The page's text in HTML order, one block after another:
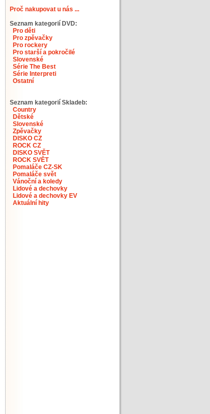
Proč nakupovat u nás ...
Seznam kategorií DVD:
Pro děti
Pro zpěvačky
Pro rockery
Pro starší a pokročilé
Slovenské
Série The Best
Série Interpreti
Ostatní
Seznam kategorií Skladeb:
Country
Dětské
Slovenské
Zpěvačky
DISKO CZ
ROCK CZ
DISKO SVĚT
ROCK SVĚT
Pomaláče CZ-SK
Pomaláče svět
Vánoční a koledy
Lidové a dechovky
Lidové a dechovky EV
Aktuální hity